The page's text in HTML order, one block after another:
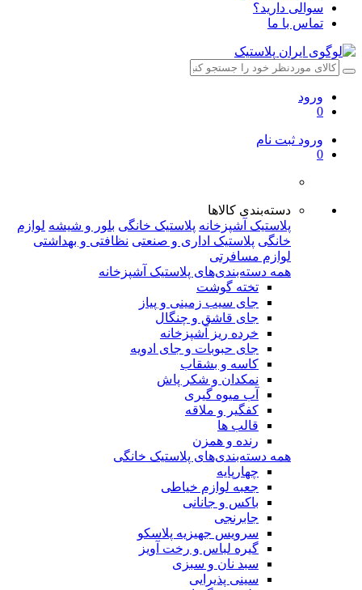
سوالی دارید؟
تماس با ما
ورود
0
ورود ثبت نام
0
دسته‌بندی کالاها
پلاستیک آشپزخانه پلاستیک خانگی بلور و شیشه لوازم
خانگی پلاستیک اداری و صنعتی نظافتی و بهداشتی
لوازم مسافرتی
همه دسته‌بندی‌های پلاستیک آشپزخانه
تخته گوشت
جای سیب زمینی و پیاز
جای قاشق و چنگال
خرده ریز آشپزخانه
جای حبوبات و جای ادویه
کاسه و بشقاب
نمکدان و شکر پاش
آب میوه گیری
کفگیر و ملاقه
قالب ها
رنده و همزن
همه دسته‌بندی‌های پلاستیک خانگی
چهارپایه
جعبه لوازم خیاطی
باکس و جانانی
جابرنجی
سرویس جهیزیه پلاسکو
گیره لباس و رخت آویز
سبد نان و سبزی
سینی پذیرایی